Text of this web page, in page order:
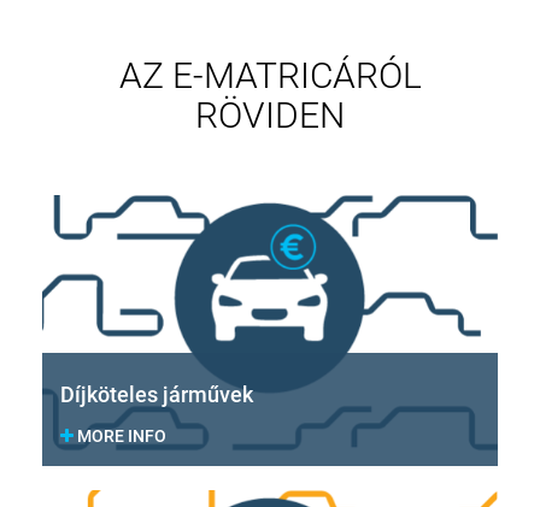
AZ E-MATRICÁRÓL
RÖVIDEN
Díjköteles járművek
MORE INFO